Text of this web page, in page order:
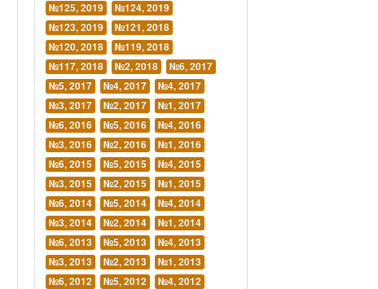
№125, 2019
№124, 2019
№123, 2019
№121, 2018
№120, 2018
№119, 2018
№117, 2018
№2, 2018
№6, 2017
№5, 2017
№4, 2017
№4, 2017
№3, 2017
№2, 2017
№1, 2017
№6, 2016
№5, 2016
№4, 2016
№3, 2016
№2, 2016
№1, 2016
№6, 2015
№5, 2015
№4, 2015
№3, 2015
№2, 2015
№1, 2015
№6, 2014
№5, 2014
№4, 2014
№3, 2014
№2, 2014
№1, 2014
№6, 2013
№5, 2013
№4, 2013
№3, 2013
№2, 2013
№1, 2013
№6, 2012
№5, 2012
№4, 2012